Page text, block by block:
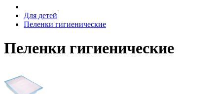
Для детей
Пеленки гигиенические
Пеленки гигиенические